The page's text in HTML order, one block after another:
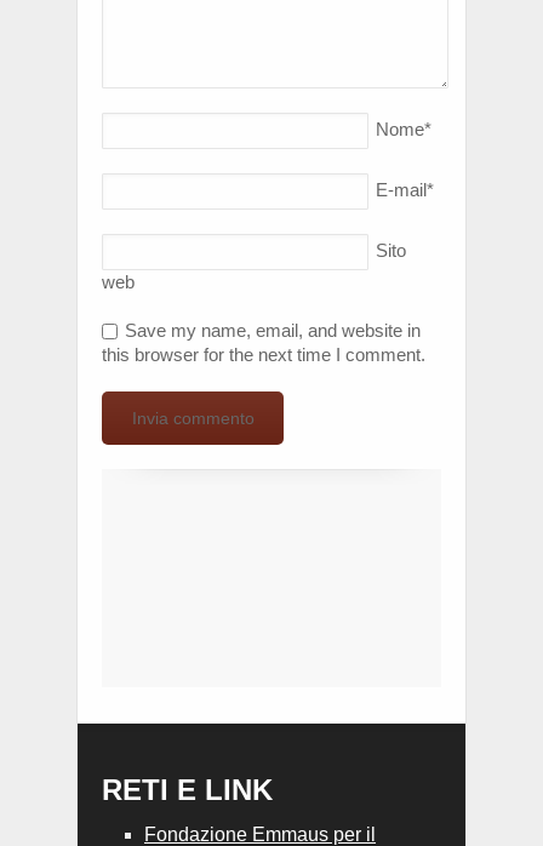
Nome*
E-mail*
Sito
web
Save my name, email, and website in
this browser for the next time I comment.
RETI E LINK
Fondazione Emmaus per il